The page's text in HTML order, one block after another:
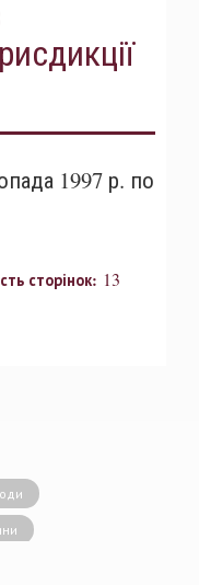
1997 р. по
сторінок: 13